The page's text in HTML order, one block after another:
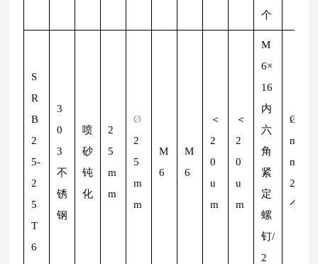
个
S
R
B
2
5-
2
5
T
6
3
0
3
不
锈
钢
喷
砂
钝
化
2
5
m
m
Ø
2
5
m
m
M
6
M
6
＜
2
0
u
m
＜
2
0
u
m
M
6×
16
内
六
角
紧
定
螺
钉/
2
Ø
m
m/
2
个